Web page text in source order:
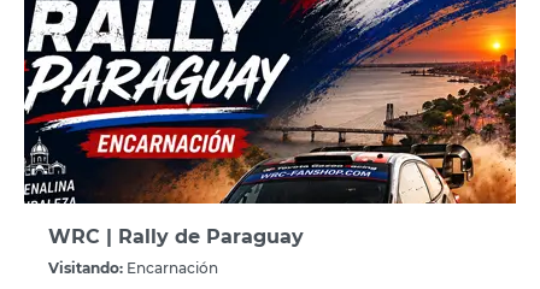
WRC | Rally de Paraguay
Visitando: Encarnación